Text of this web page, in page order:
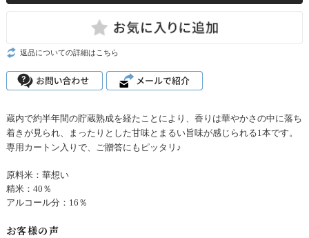
返品についての詳細はこちら
蔵内で約半年間の貯蔵熟成を経たことにより、香りは華やかさの中に落ち
着きが見られ、まったりとした甘味とまるい旨味が感じられる1本です。
専用カートン入りで、ご贈答にもピッタリ♪
原料米：華想い
精米：40％
アルコール分：16％
お客様の声